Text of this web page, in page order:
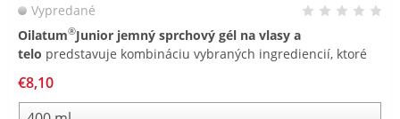
Vypredané
Oilatum®Junior jemný sprchový gél na vlasy a
telo predstavuje kombináciu vybraných ingrediencií, ktoré
najmenších. Poskytuje pokožke pocit hydratácie, hladkosti a
hebkosti.
€8,10